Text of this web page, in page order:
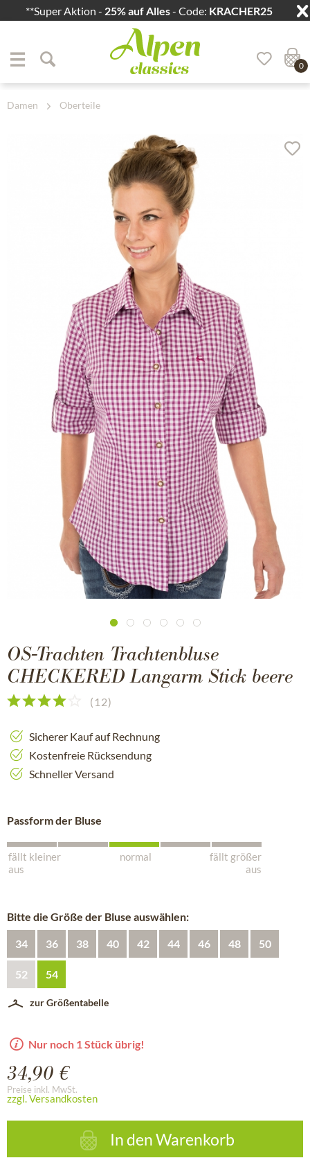
**Super Aktion - 25% auf Alles- Code: KRACHER25
Zum Hauptbereich springen
0
Damen Oberteile
OS-Trachten Trachtenbluse
CHECKERED Langarm Stick beere
( 12)
Sicherer Kauf auf Rechnung
Kostenfreie Rücksendung
Schneller Versand
Passform der Bluse
fällt kleiner
aus
normal
fällt größer
aus
Bitte die Größe der Bluse auswählen:
34 36 38 40 42 44 46 48 50
52 54
zur Größentabelle
Nur noch 1 Stück übrig!
34,90 €
Preise inkl. MwSt.
zzgl. Versandkosten
In denWarenkorb